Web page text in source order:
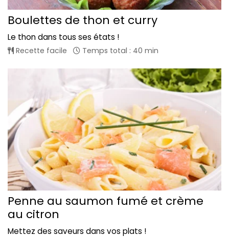
Boulettes de thon et curry
Le thon dans tous ses états !
Recette facile Temps total : 40 min
Penne au saumon fumé et crème
au citron
Mettez des saveurs dans vos plats !